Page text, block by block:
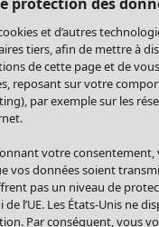
et d’autres
tiers, afin de mettre à
de cette page et de
reposant sur votre
par exemple sur les
votre consentement,
vos données soient
pas un niveau de
l’UE. Les États-Unis ne
Par conséquent, vous